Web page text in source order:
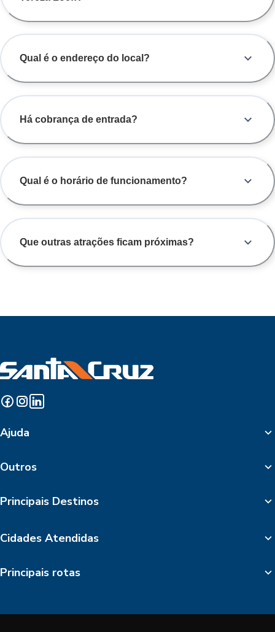
Qual é o endereço do local?
Há cobrança de entrada?
Qual é o horário de funcionamento?
Que outras atrações ficam próximas?
Ajuda
Outros
Principais Destinos
Cidades Atendidas
Principais rotas